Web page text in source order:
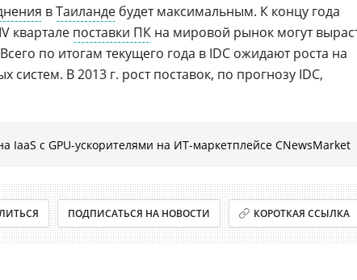
вТаиланде будет максимальным. К концу года
квартале поставки ПК на мировой рынок могут
по итогам текущего года в IDC ожидают роста на
систем. В 2013 г. рост поставок, по прогнозу IDC,
IaaS с GPU-ускорителями на ИТ-маркетплейсе CNewsMarket
ПОДПИСАТЬСЯ НА НОВОСТИ КОРОТКАЯ ССЫЛКА